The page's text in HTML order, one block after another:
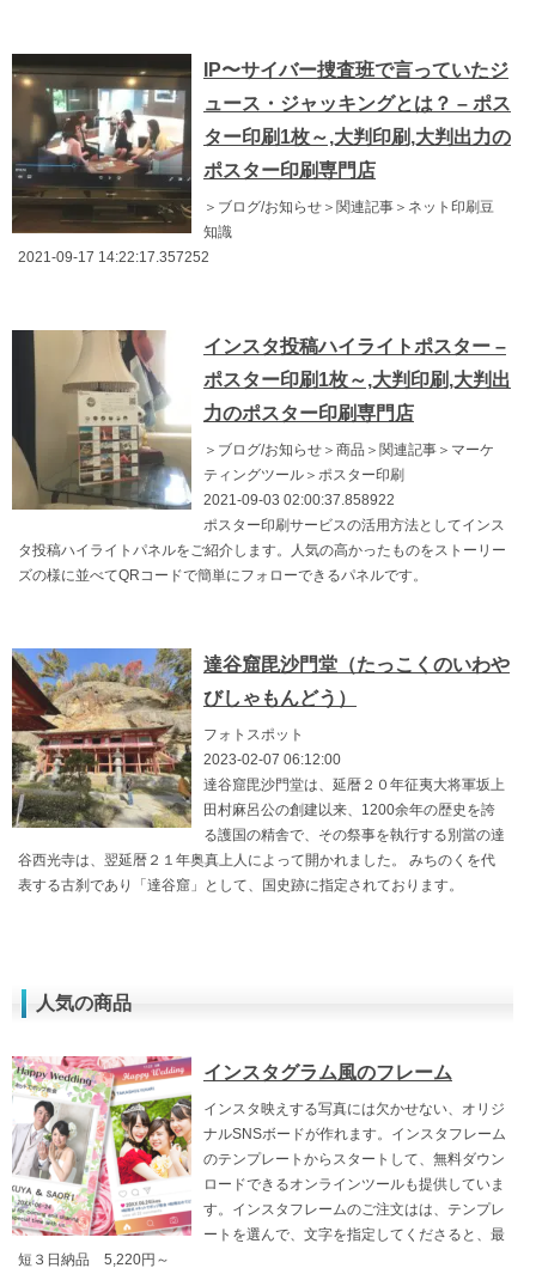
IP〜サイバー捜査班で言っていたジ
ュース・ジャッキングとは？ – ポス
ター印刷1枚～,大判印刷,大判出力の
ポスター印刷専門店
＞ブログ/お知らせ＞関連記事＞ネット印刷豆
知識
2021-09-17 14:22:17.357252
インスタ投稿ハイライトポスター –
ポスター印刷1枚～,大判印刷,大判出
力のポスター印刷専門店
＞ブログ/お知らせ＞商品＞関連記事＞マーケ
ティングツール＞ポスター印刷
2021-09-03 02:00:37.858922
ポスター印刷サービスの活用方法としてインス
タ投稿ハイライトパネルをご紹介します。人気の高かったものをストーリー
ズの様に並べてQRコードで簡単にフォローできるパネルです。
達谷窟毘沙門堂（たっこくのいわや
びしゃもんどう）
フォトスポット
2023-02-07 06:12:00
達谷窟毘沙門堂は、延暦２０年征夷大将軍坂上
田村麻呂公の創建以来、1200余年の歴史を誇
る護国の精舎で、その祭事を執行する別當の達
谷西光寺は、翌延暦２１年奥真上人によって開かれました。 みちのくを代
表する古刹であり「達谷窟」として、国史跡に指定されております。
人気の商品
インスタグラム風のフレーム
インスタ映えする写真には欠かせない、オリジ
ナルSNSボードが作れます。インスタフレーム
のテンプレートからスタートして、無料ダウン
ロードできるオンラインツールも提供していま
す。インスタフレームのご注文はは、テンプレ
ートを選んで、文字を指定してくださると、最
短３日納品 5,220円～